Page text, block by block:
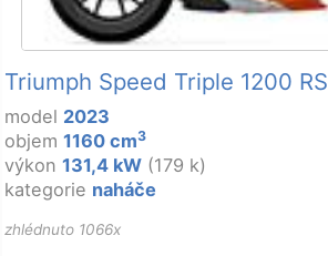
Triumph Speed Triple 1200 RS
model 2023
objem 1160 cm3
výkon 131,4 kW (179 k)
kategorie naháče
zhlédnuto 1066x